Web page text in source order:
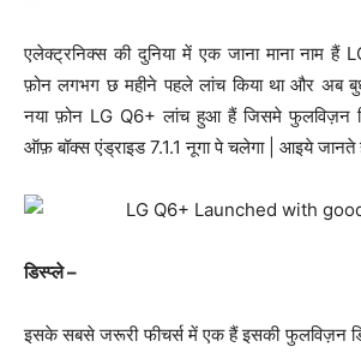
एलेक्ट्रनिक्स की दुनिया में एक जाना माना नाम
फ़ोन लगभग छ महीने पहले लांच किया था और अब
नया फ़ोन LG Q6+ लांच हुआ हैं जिसमे फुलविज़न
ऑफ़ बॉक्स एंड्राइड 7.1.1 नूगा पे चलेगा | आइये जानते
डिस्प्ले –
इसके सबसे जरूरी फीचर्स में एक हैं इसकी फुलविज़न